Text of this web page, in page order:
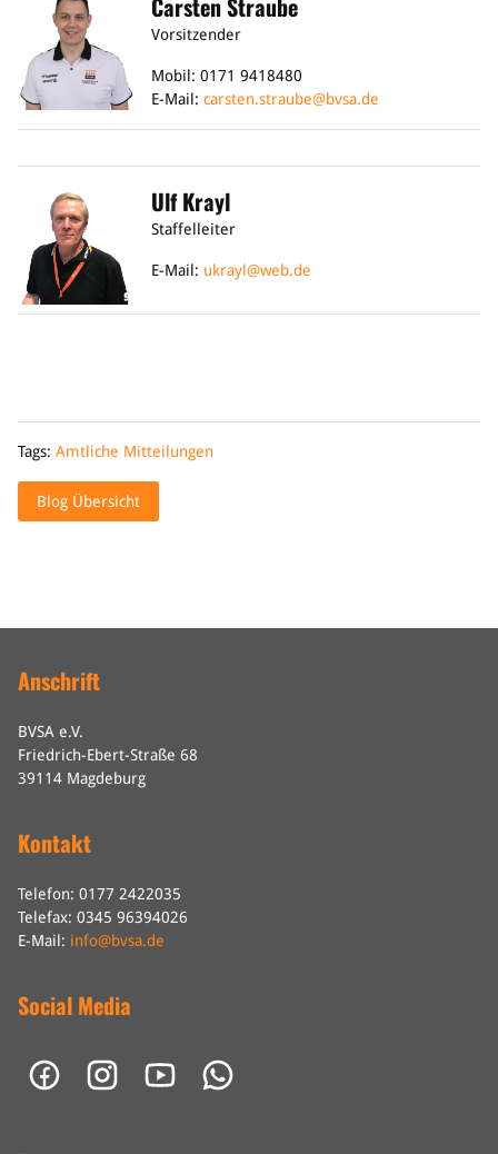
Turnier- & Campbörse
Kontakt
Vereinsfanshops
Carsten Straube
Vorsitzender
Mobil: 0171 9418480
E-Mail: carsten.straube@bvsa.de
Ulf Krayl
Staffelleiter
E-Mail: ukrayl@web.de
Tags: Amtliche Mitteilungen
Blog Übersicht
Anschrift
BVSA e.V.
Friedrich-Ebert-Straße 68
39114 Magdeburg
Kontakt
Telefon: 0177 2422035
Telefax: 0345 96394026
E-Mail: info@bvsa.de
Social Media